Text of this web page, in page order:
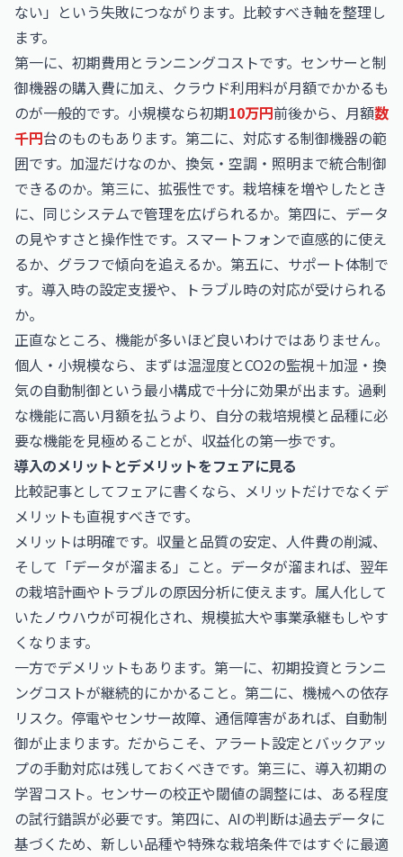
ない」という失敗につながります。比較すべき軸を整理し
ます。
第一に、初期費用とランニングコストです。センサーと制
御機器の購入費に加え、クラウド利用料が月額でかかるも
のが一般的です。小規模なら初期10万円前後から、月額数
千円台のものもあります。第二に、対応する制御機器の範
囲です。加湿だけなのか、換気・空調・照明まで統合制御
できるのか。第三に、拡張性です。栽培棟を増やしたとき
に、同じシステムで管理を広げられるか。第四に、データ
の見やすさと操作性です。スマートフォンで直感的に使え
るか、グラフで傾向を追えるか。第五に、サポート体制で
す。導入時の設定支援や、トラブル時の対応が受けられる
か。
正直なところ、機能が多いほど良いわけではありません。
個人・小規模なら、まずは温湿度とCO2の監視＋加湿・換
気の自動制御という最小構成で十分に効果が出ます。過剰
な機能に高い月額を払うより、自分の栽培規模と品種に必
要な機能を見極めることが、収益化の第一歩です。
導入のメリットとデメリットをフェアに見る
比較記事としてフェアに書くなら、メリットだけでなくデ
メリットも直視すべきです。
メリットは明確です。収量と品質の安定、人件費の削減、
そして「データが溜まる」こと。データが溜まれば、翌年
の栽培計画やトラブルの原因分析に使えます。属人化して
いたノウハウが可視化され、規模拡大や事業承継もしやす
くなります。
一方でデメリットもあります。第一に、初期投資とランニ
ングコストが継続的にかかること。第二に、機械への依存
リスク。停電やセンサー故障、通信障害があれば、自動制
御が止まります。だからこそ、アラート設定とバックアッ
プの手動対応は残しておくべきです。第三に、導入初期の
学習コスト。センサーの校正や閾値の調整には、ある程度
の試行錯誤が必要です。第四に、AIの判断は過去データに
基づくため、新しい品種や特殊な栽培条件ではすぐに最適